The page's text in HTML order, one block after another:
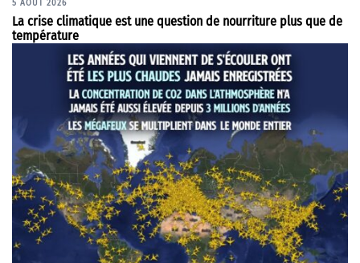
5 AOÛT 2026
La crise climatique est une question de nourriture plus que de
température